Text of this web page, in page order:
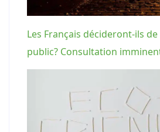
Les Français décideront-ils de
public? Consultation